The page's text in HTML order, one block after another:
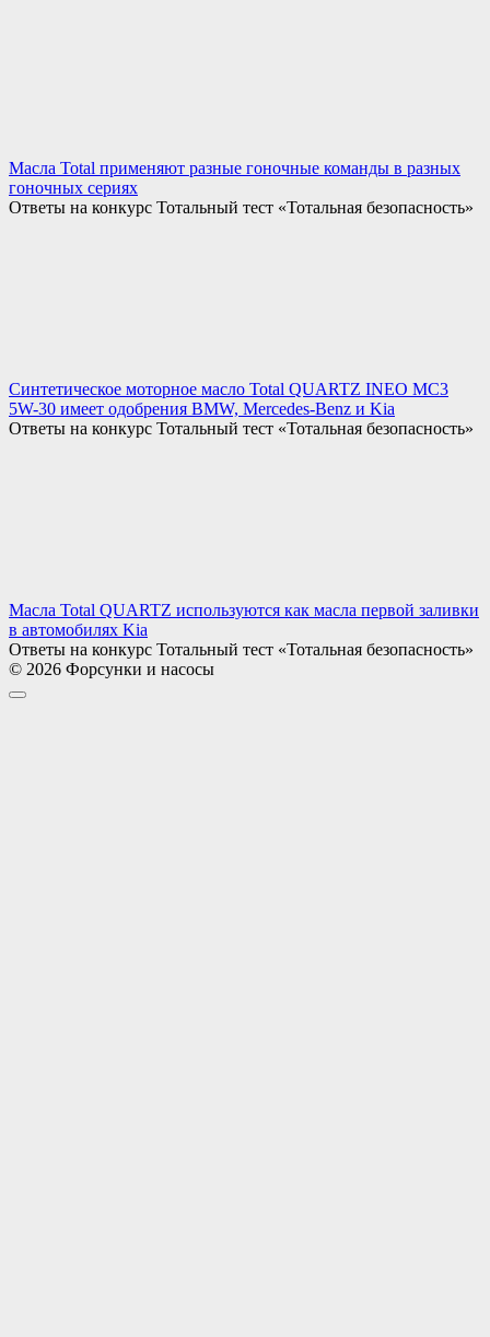
Масла Total применяют разные гоночные команды в разных
гоночных сериях
Ответы на конкурс Тотальный тест «Тотальная безопасность»
Синтетическое моторное масло Total QUARTZ INEO MC3
5W-30 имеет одобрения BMW, Mercedes-Benz и Kia
Ответы на конкурс Тотальный тест «Тотальная безопасность»
Масла Total QUARTZ используются как масла первой заливки
в автомобилях Kia
Ответы на конкурс Тотальный тест «Тотальная безопасность»
© 2026 Форсунки и насосы